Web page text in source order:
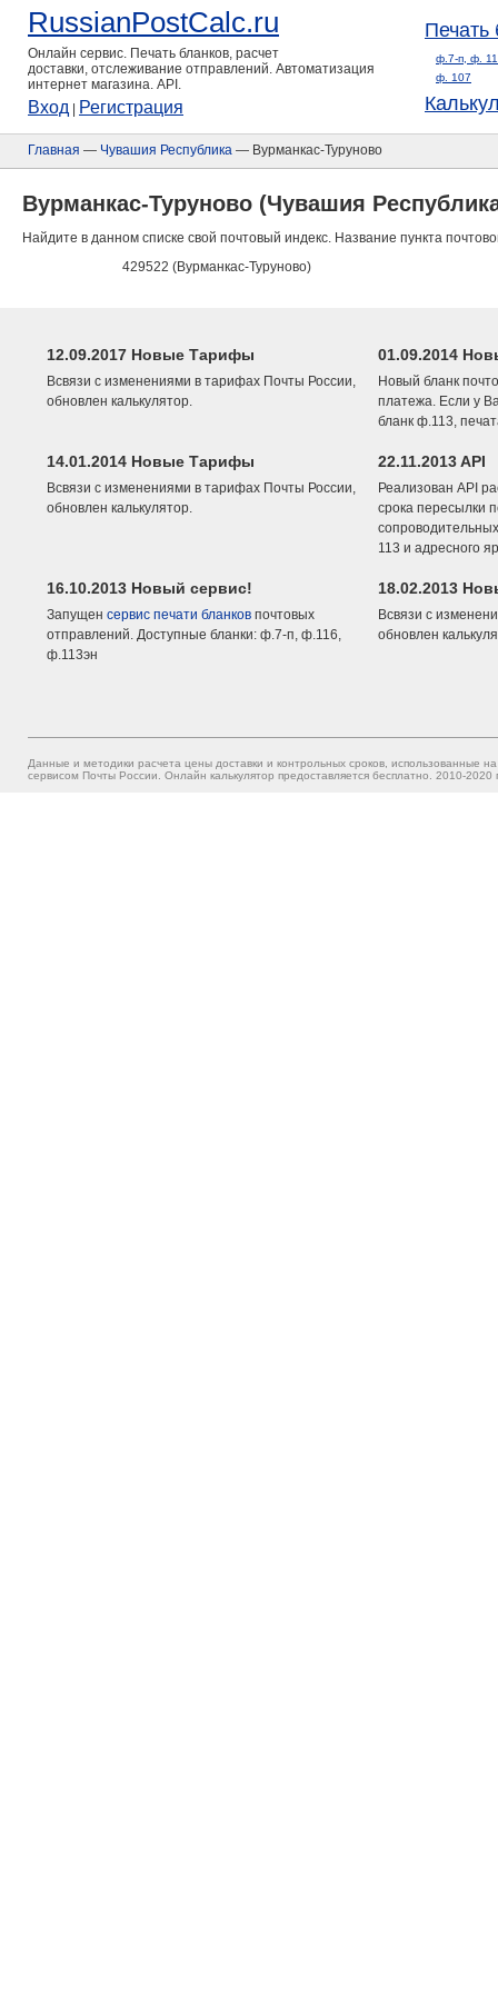
RussianPostCalc.ru
Онлайн сервис. Печать бланков, расчет
доставки, отслеживание отправлений. Автоматизация
интернет магазина. API.
Вход Регистрация
Печать
ф.7-п, ф.
ф. 107
Главная — Чувашия Республика — Вурманкас-Туруново
Вурманкас-Туруново (Чувашия
Найдите в данном списке свой почтовый индекс. Название пункта
429522 (Вурманкас-Туруново)
12.09.2017 Новые Тарифы
Всвязи с изменениями в тарифах Почты России,
обновлен калькулятор.
01.09.2014
Новый бланк
платежа. Если у
бланк ф.113,
14.01.2014 Новые Тарифы
Всвязи с изменениями в тарифах Почты России,
обновлен калькулятор.
22.11.2013 API
Реализован API
срока пересылки
113 и адресного
16.10.2013 Новый сервис!
Запущен сервис печати бланков почтовых
отправлений. Доступные бланки: ф.7-п, ф.116,
ф.113эн
18.02.2013
Всвязи с
обновлен
Данные и методики расчета цены доставки и контрольных сроков, использованные
сервисом Почты России. Онлайн калькулятор предоставляется бесплатно. 2010-2020